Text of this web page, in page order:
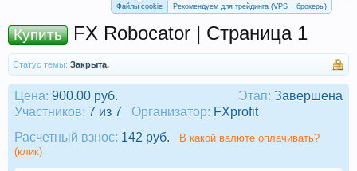
Файлы cookie Рекомендуем для трейдинга (VPS + брокеры)
Купить FX Robocator | Страница 1
Статус темы: Закрыта.
Этап: Завершена
Цена: 900.00 руб.
Участников: 7 из 7 Организатор: FXprofit
Расчетный взнос: 142 руб.
В какой валюте оплачивать?
(клик)